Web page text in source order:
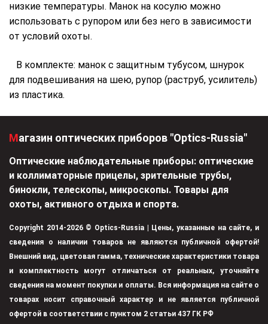
низкие температуры. Манок на косулю можно
использовать с рупором или без него в зависимости
от условий охоты.
В комплекте: манок с защитным тубусом, шнурок
для подвешивания на шею, рупор (раструб, усилитель)
из пластика.
Магазин оптических приборов "Optics-Russia"
Оптические наблюдательные приборы: оптические
и коллиматорные прицелы, зрительные трубы,
бинокли, телескопы, микроскопы. Товары для
охоты, активного отдыха и спорта.
Copyright 2014-2026 © Optics-Russia | Цены, указанные на сайте, и
сведения о наличии товаров не являются публичной офертой!
Внешний вид, цветовая гамма, технические характеристики товара
и комплектность могут отличаться от реальных, уточняйте
сведения на момент покупки и оплаты. Вся информация на сайте о
товарах носит справочный характер и не является публичной
офертой в соответствии с пунктом 2 статьи 437 ГК РФ